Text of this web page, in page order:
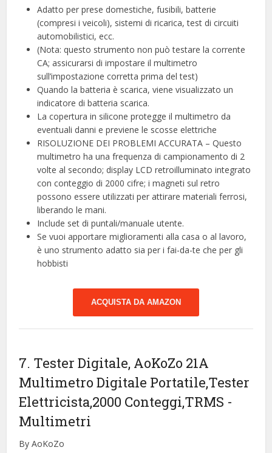
Adatto per prese domestiche, fusibili, batterie
(compresi i veicoli), sistemi di ricarica, test di circuiti
automobilistici, ecc.
(Nota: questo strumento non può testare la corrente
CA; assicurarsi di impostare il multimetro
sull’impostazione corretta prima del test)
Quando la batteria è scarica, viene visualizzato un
indicatore di batteria scarica.
La copertura in silicone protegge il multimetro da
eventuali danni e previene le scosse elettriche
RISOLUZIONE DEI PROBLEMI ACCURATA – Questo
multimetro ha una frequenza di campionamento di 2
volte al secondo; display LCD retroilluminato integrato
con conteggio di 2000 cifre; i magneti sul retro
possono essere utilizzati per attirare materiali ferrosi,
liberando le mani.
Include set di puntali/manuale utente.
Se vuoi apportare miglioramenti alla casa o al lavoro,
è uno strumento adatto sia per i fai-da-te che per gli
hobbisti
ACQUISTA DA AMAZON
7. Tester Digitale, AoKoZo 21A
Multimetro Digitale Portatile,Tester
Elettricista,2000 Conteggi,TRMS -
Multimetri
By AoKoZo